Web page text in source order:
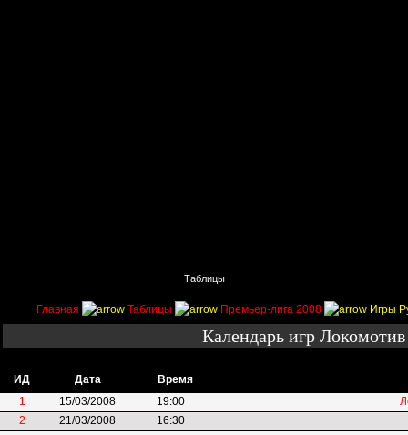
Таблицы
Главная Таблицы Премьер-лига 2008 Игры
Календарь игр Локомотив
ИД Дата
Время
1
15/03/2008 19:00
2
21/03/2008
16:30